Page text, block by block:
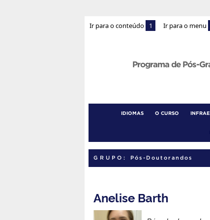
Ir para o conteúdo 1 Ir para o menu
Programa de Pós-
IDIOMAS O CURSO
GRUPO: Pós-Doutorandos
Anelise Barth